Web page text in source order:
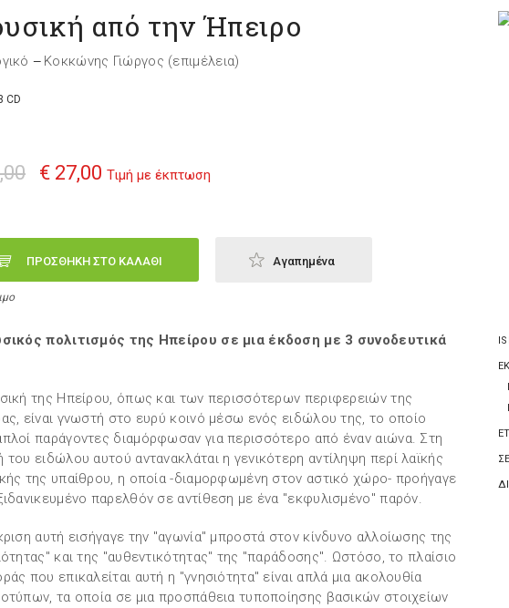
από την Ήπειρο
— Κοκκώνης Γιώργος (επιμέλεια)
CD
€ 27,00 Τιμή με έκπτωση
ΠΡΟΣΘΗΚΗ ΣΤΟ ΚΑΛΑΘΙ Αγαπημένα
πολιτισμός της Ηπείρου σε μια έκδοση με 3 συνοδευτικά
της Ηπείρου, όπως και των περισσότερων περιφερειών της
είναι γνωστή στο ευρύ κοινό μέσω ενός ειδώλου της, το οποίο
παράγοντες διαμόρφωσαν για περισσότερο από έναν αιώνα. Στη
του ειδώλου αυτού αντανακλάται η γενικότερη αντίληψη περί λαϊκής
της υπαίθρου, η οποία -διαμορφωμένη στον αστικό χώρο- προήγαγε
παρελθόν σε αντίθεση με ένα "εκφυλισμένο" παρόν.
αυτή εισήγαγε την "αγωνία" μπροστά στον κίνδυνο αλλοίωσης της
και της "αυθεντικότητας" της "παράδοσης". Ωστόσο, το πλαίσιο
που επικαλείται αυτή η "γνησιότητα" είναι απλά μια ακολουθία
τα οποία σε μια προσπάθεια τυποποίησης βασικών στοιχείων